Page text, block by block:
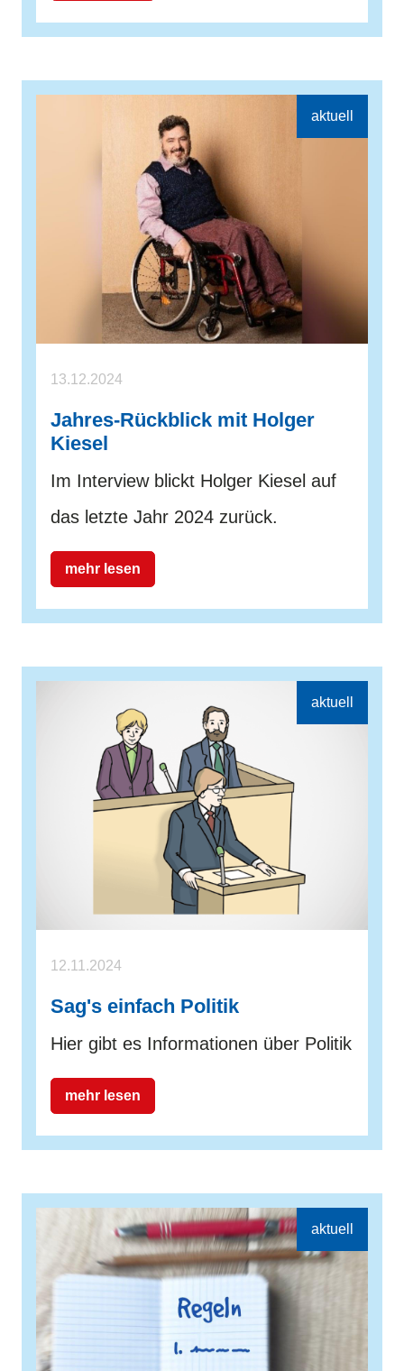
13.12.2024
Jahres-Rückblick mit Holger
Kiesel
Im Interview blickt Holger Kiesel auf
das letzte Jahr 2024 zurück.
mehr lesen
12.11.2024
Sag's einfach Politik
Hier gibt es Informationen über Politik
mehr lesen